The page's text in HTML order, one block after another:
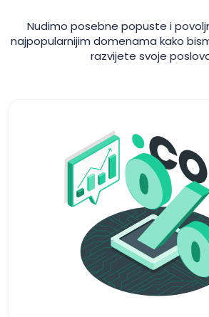
Nudimo posebne popuste i
najpopularnijim domenama kako
razvijete svoje